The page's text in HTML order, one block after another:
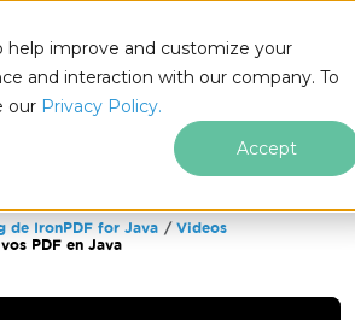
help improve and customize your
and interaction with our company. To
our Privacy Policy.
Accept
de IronPDF for Java
Videos
PDF en Java